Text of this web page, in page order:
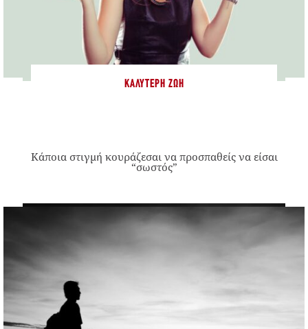
ΚΑΛΎΤΕΡΗ ΖΩΉ
Κάποια στιγμή κουράζεσαι να προσπαθείς να είσαι
“σωστός”